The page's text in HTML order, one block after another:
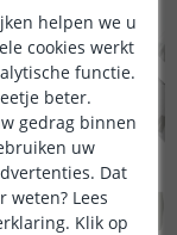
helpen we u
cookies werkt
functie.
beter.
gedrag binnen
uw
Dat
weten? Lees
Klik op